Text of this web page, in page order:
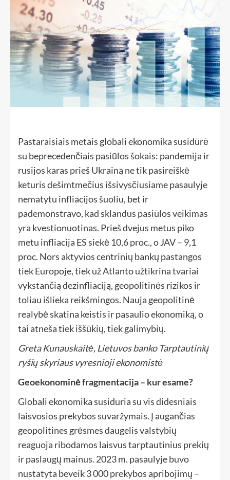
Pastaraisiais metais globali ekonomika susidūrė
su beprecedenčiais pasiūlos šokais: pandemija ir
rusijos karas prieš Ukrainą ne tik pasireiškė
keturis dešimtmečius išsivysčiusiame pasaulyje
nematytu infliacijos šuoliu, bet ir
pademonstravo, kad sklandus pasiūlos veikimas
yra kvestionuotinas. Prieš dvejus metus piko
metu infliacija ES siekė 10,6 proc., o JAV – 9,1
proc. Nors aktyvios centrinių bankų pastangos
tiek Europoje, tiek už Atlanto užtikrina tvariai
vykstančią dezinfliaciją, geopolitinės rizikos ir
toliau išlieka reikšmingos. Nauja geopolitinė
realybė skatina keistis ir pasaulio ekonomiką, o
tai atneša tiek iššūkių, tiek galimybių.
Greta Kunauskaitė, Lietuvos banko Tarptautinių
ryšių skyriaus vyresnioji ekonomistė
Geoekonominė fragmentacija – kur esame?
Globali ekonomika susiduria su vis didesniais
laisvosios prekybos suvaržymais. Į augančias
geopolitines grėsmes daugelis valstybių
reaguoja ribodamos laisvus tarptautinius prekių
ir paslaugų mainus. 2023 m. pasaulyje buvo
nustatyta beveik 3 000 prekybos apribojimų –